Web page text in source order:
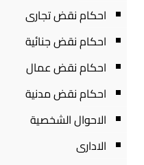
احكام نقض تجارى
احكام نقض جنائية
احكام نقض عمال
احكام نقض مدنية
الاحوال الشخصية
الادارى